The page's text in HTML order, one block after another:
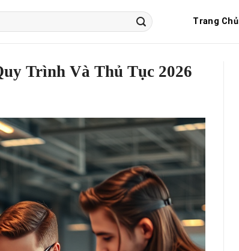
Trang Chủ
Trình Và Thủ Tục 2026